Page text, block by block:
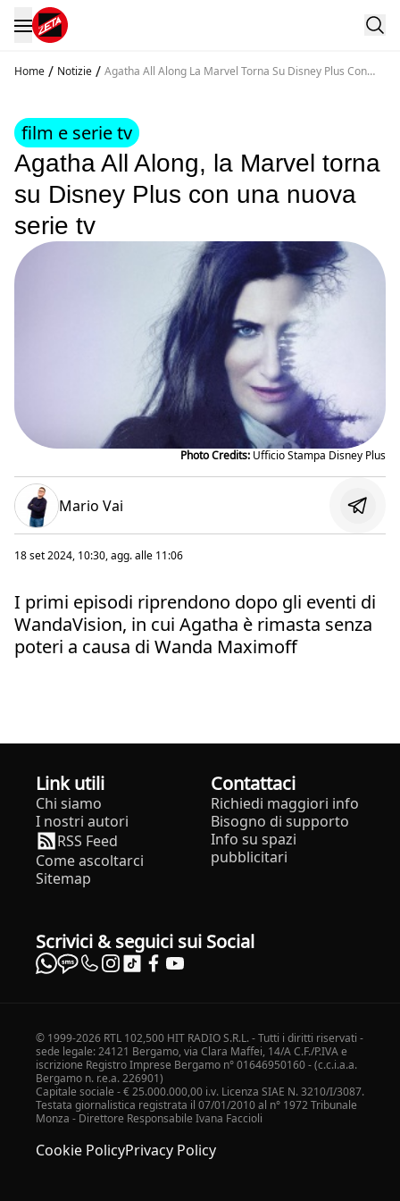
Home / Notizie / Agatha All Along La Marvel Torna Su Disney Plus Con
film e serie tv
Agatha All Along, la Marvel torna
su Disney Plus con una nuova
serie tv
Photo Credits:Ufficio Stampa Disney Plus
Mario Vai
18 set 2024, 10:30, agg. alle 11:06
I primi episodi riprendono dopo gli eventi di
WandaVision, in cui Agatha è rimasta senza
poteri a causa di Wanda Maximoff
Link utili
Chi siamo
I nostri autori
RSS Feed
Come ascoltarci
Sitemap
Contattaci
Richiedi maggiori info
Bisogno di supporto
Info su spazi
pubblicitari
Scrivici & seguici sui Social
© 1999-2026 RTL 102,500 HIT RADIO S.R.L. - Tutti i diritti riservati -
sede legale: 24121 Bergamo, via Clara Maffei, 14/A C.F./P.IVA e
iscrizione Registro Imprese Bergamo n° 01646950160 - (c.c.i.a.a.
Bergamo n. r.e.a. 226901)
Capitale sociale - € 25.000.000,00 i.v. Licenza SIAE N. 3210/I/3087.
Testata giornalistica registrata il 07/01/2010 al n° 1972 Tribunale
Monza - Direttore Responsabile Ivana Faccioli
Cookie PolicyPrivacy Policy